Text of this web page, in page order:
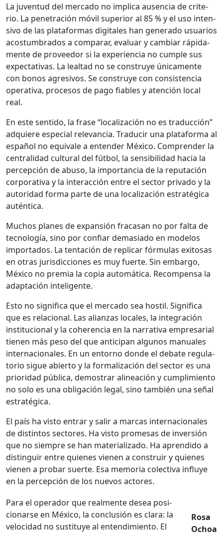
La juven­tud del mer­ca­do no impli­ca ausen­cia de cri­te­
rio. La pen­e­tración móvil supe­ri­or al 85 % y el uso inten­
si­vo de las platafor­mas dig­i­tales han gen­er­a­do usuar­ios
acos­tum­bra­dos a com­parar, eval­u­ar y cam­biar ráp­i­da­
mente de provee­dor si la expe­ri­en­cia no cumple sus
expec­ta­ti­vas. La leal­tad no se con­struye úni­ca­mente
con bonos agre­sivos. Se con­struye con con­sis­ten­cia
oper­a­ti­va, pro­ce­sos de pago fiables y aten­ción local
real.
En este sen­ti­do, la frase “local­ización no es tra­duc­ción”
adquiere espe­cial rel­e­van­cia. Tra­ducir una platafor­ma al
español no equiv­ale a enten­der Méx­i­co. Com­pren­der la
cen­tral­i­dad cul­tur­al del fút­bol, la sen­si­bil­i­dad hacia la
per­cep­ción de abu­so, la impor­tan­cia de la rep­utación
cor­po­ra­ti­va y la inter­ac­ción entre el sec­tor pri­va­do y la
autori­dad for­ma parte de una local­ización estratég­i­ca
autén­ti­ca.
Muchos planes de expan­sión fra­casan no por fal­ta de
tec­nología, sino por con­fi­ar demasi­a­do en mod­e­los
impor­ta­dos. La tentación de replicar fór­mu­las exi­tosas
en otras juris­dic­ciones es muy fuerte. Sin embar­go,
Méx­i­co no pre­mia la copia automáti­ca. Rec­om­pen­sa la
adaptación inteligente.
Esto no sig­nifi­ca que el mer­ca­do sea hos­til. Sig­nifi­ca
que es rela­cional. Las alian­zas locales, la inte­gración
insti­tu­cional y la coheren­cia en la nar­ra­ti­va empre­sar­i­al
tienen más peso del que antic­i­pan algunos man­uales
inter­na­cionales. En un entorno donde el debate reg­u­la­
to­rio sigue abier­to y la for­mal­ización del sec­tor es una
pri­or­i­dad públi­ca, demostrar alin­eación y cumplim­ien­to
no solo es una obligación legal, sino tam­bién una señal
estratég­i­ca.
El país ha vis­to entrar y salir a mar­cas inter­na­cionales
de dis­tin­tos sec­tores. Ha vis­to prome­sas de inver­sión
que no siem­pre se han mate­ri­al­iza­do. Ha apren­di­do a
dis­tin­guir entre quienes vienen a con­stru­ir y quienes
vienen a pro­bar suerte. Esa memo­ria colec­ti­va influye
en la per­cep­ción de los nuevos actores.
Rosa
Ochoa
Para el oper­ador que real­mente desea posi­
cionarse en Méx­i­co, la con­clusión es clara: la
veloci­dad no susti­tuye al entendimien­to. El